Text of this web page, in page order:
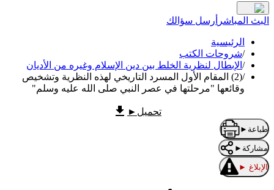
البث المباشر أرسل سؤالك
الرئيسية
/شروحات الكتب
/ الإبطال لنظرية الخلط بين دين الإسلام وغيره من الأديان
/
(2) المقام الأول المسرد التاريخي لهذه النظرية وتشخيص
وقائعها "مرحلتها في عصر النبي صلى الله عليه وسلم"
تحميل ►
طباعة ►
مشاركة ►
الإبلاغ ►